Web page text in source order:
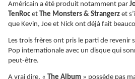
Américain a été produit notamment par
TenRoc et The Monsters & Strangerz et
que Kevin, Joe et Nick ont déjà fait
Les trois frères ont pris le parti de revenir
Pop internationale avec un disque qui
peut-être.
A vrai dire, « The Album » possède pas